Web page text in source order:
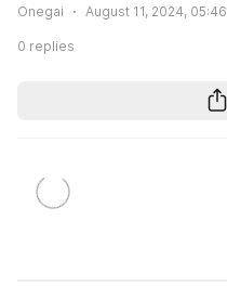
Onegai August 11, 2024, 05:46
0 replies